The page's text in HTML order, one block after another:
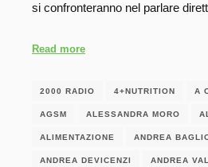
si confronteranno nel parlare
Read more
2000 RADIO 4+NUTRITION A
AGSM ALESSANDRA MORO
ALIMENTAZIONE ANDREA
ANDREA DEVICENZI ANDREA